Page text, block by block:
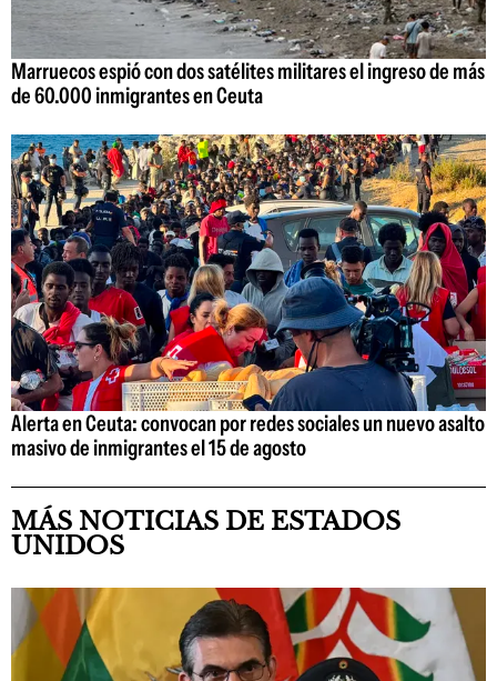
Marruecos espió con dos satélites militares el ingreso de más
de 60.000 inmigrantes en Ceuta
Alerta en Ceuta: convocan por redes sociales un nuevo asalto
masivo de inmigrantes el 15 de agosto
MÁS NOTICIAS DE ESTADOS
UNIDOS